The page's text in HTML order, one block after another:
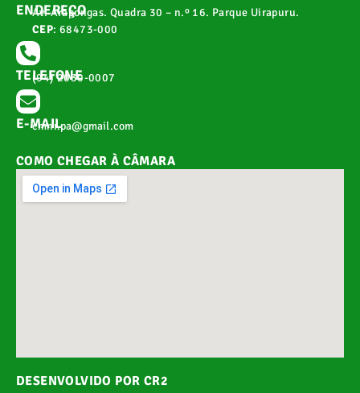
ENDEREÇO
Av. Arapongas. Quadra 30 – n.º 16. Parque Uirapuru.
CEP: 68473-000
TELEFONE
(94) 2030-0007
E-MAIL
cmnr.pa@gmail.com
COMO CHEGAR À CÂMARA
DESENVOLVIDO POR CR2